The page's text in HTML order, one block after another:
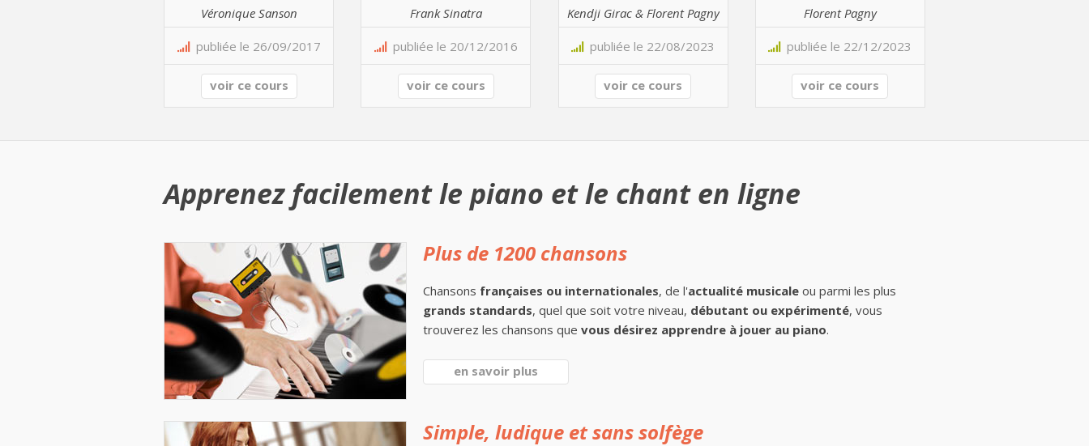
Véronique Sanson
publiée le 26/09/2017
voir ce cours
Frank Sinatra
publiée le 20/12/2016
voir ce cours
Kendji Girac & Florent Pagny
publiée le 22/08/2023
voir ce cours
Florent Pagny
publiée le 22/12/2023
voir ce cours
Apprenez facilement le piano et le chant en ligne
Plus de 1200 chansons
Chansons françaises ou internationales, de l'actualité musicale ou parmi les plus
grands standards, quel que soit votre niveau, débutant ou expérimenté, vous
trouverez les chansons que vous désirez apprendre à jouer au piano.
en savoir plus
Simple, ludique et sans solfège